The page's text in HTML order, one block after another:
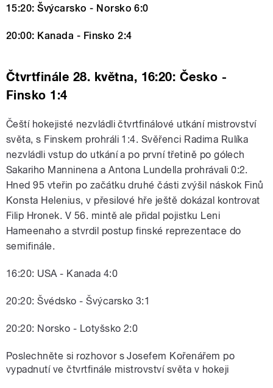
15:20: Švýcarsko - Norsko 6:0
20:00: Kanada - Finsko 2:4
Čtvrtfinále 28. května, 16:20: Česko -
Finsko 1:4
Čeští hokejisté nezvládli čtvrtfinálové utkání mistrovství
světa, s Finskem prohráli 1:4. Svěřenci Radima Rulíka
nezvládli vstup do utkání a po první třetině po gólech
Sakariho Manninena a Antona Lundella prohrávali 0:2.
Hned 95 vteřin po začátku druhé části zvýšil náskok Finů
Konsta Helenius, v přesilové hře ještě dokázal kontrovat
Filip Hronek. V 56. mintě ale přidal pojistku Leni
Hameenaho a stvrdil postup finské reprezentace do
semifinále.
16:20: USA - Kanada 4:0
20:20: Švédsko - Švýcarsko 3:1
20:20: Norsko - Lotyšsko 2:0
Poslechněte si rozhovor s Josefem Kořenářem po
vypadnutí ve čtvrtfinále mistrovství světa v hokeji